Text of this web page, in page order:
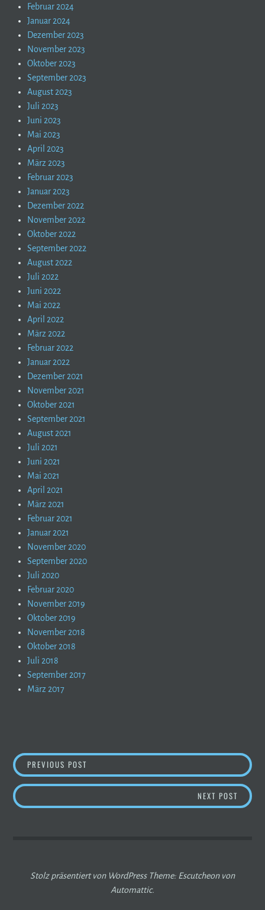
Februar 2024
Januar 2024
Dezember 2023
November 2023
Oktober 2023
September 2023
August 2023
Juli 2023
Juni 2023
Mai 2023
April 2023
März 2023
Februar 2023
Januar 2023
Dezember 2022
November 2022
Oktober 2022
September 2022
August 2022
Juli 2022
Juni 2022
Mai 2022
April 2022
März 2022
Februar 2022
Januar 2022
Dezember 2021
November 2021
Oktober 2021
September 2021
August 2021
Juli 2021
Juni 2021
Mai 2021
April 2021
März 2021
Februar 2021
Januar 2021
November 2020
September 2020
Juli 2020
Februar 2020
November 2019
Oktober 2019
November 2018
Oktober 2018
Juli 2018
September 2017
März 2017
BEITRAGSNAVIGATION
PREVIOUS POST
NEXT POST
Stolz präsentiert von WordPress Theme: Escutcheon von
Automattic.